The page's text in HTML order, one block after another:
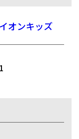
オンキッズ